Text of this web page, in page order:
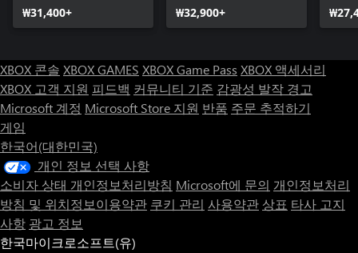
₩31,400+
₩32,900+
XBOX 콘솔 XBOX GAMES XBOX Game Pass XBOX 액세서리
XBOX 고객 지원 피드백 커뮤니티 기준 감광성 발작 경고
Microsoft 계정 Microsoft Store 지원 반품 주문 추적하기
게임
한국어(대한민국)
개인 정보 선택 사항
소비자 상태 개인정보처리방침 Microsoft에 문의 개인정보처리
방침 및 위치정보이용약관 쿠키 관리 사용약관 상표 타사 고지
사항 광고 정보
한국마이크로소프트(유)